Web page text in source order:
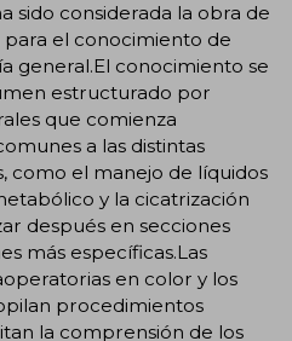
sido considerada la obra de
el conocimiento de
general.El conocimiento se
estructurado por
que comienza
a las distintas
como el manejo de líquidos
y la cicatrización
después en secciones
más específicas.Las
en color y los
procedimientos
la comprensión de los